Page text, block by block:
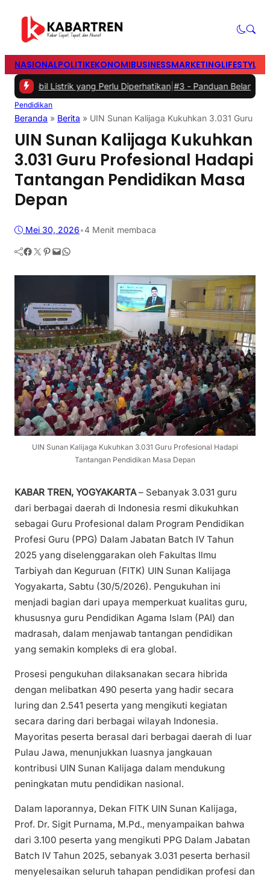
NASIONALPOLITIKEKONOMIBUSINESSMARKETINGLIFESTYLE
Listrik yang Perlu Diperhatikan|#3 -Panduan Belanja Online
Pendidikan
Beranda » Berita » UIN Sunan Kalijaga Kukuhkan 3.031 Guru
UIN Sunan Kalijaga Kukuhkan
3.031 Guru Profesional Hadapi
Tantangan Pendidikan Masa
Depan
Mei 30, 2026•4 Menit membaca
Facebook Twitter Pinterest Mail WhatsApp
UIN Sunan Kalijaga Kukuhkan 3.031 Guru Profesional Hadapi
Tantangan Pendidikan Masa Depan
KABAR TREN, YOGYAKARTA– Sebanyak 3.031 guru
dari berbagai daerah di Indonesia resmi dikukuhkan
sebagai Guru Profesional dalam Program Pendidikan
Profesi Guru (PPG) Dalam Jabatan Batch IV Tahun
2025 yang diselenggarakan oleh Fakultas Ilmu
Tarbiyah dan Keguruan (FITK) UIN Sunan Kalijaga
Yogyakarta, Sabtu (30/5/2026). Pengukuhan ini
menjadi bagian dari upaya memperkuat kualitas guru,
khususnya guru Pendidikan Agama Islam (PAI) dan
madrasah, dalam menjawab tantangan pendidikan
yang semakin kompleks di era global.
Prosesi pengukuhan dilaksanakan secara hibrida
dengan melibatkan 490 peserta yang hadir secara
luring dan 2.541 peserta yang mengikuti kegiatan
secara daring dari berbagai wilayah Indonesia.
Mayoritas peserta berasal dari berbagai daerah di luar
Pulau Jawa, menunjukkan luasnya jangkauan
kontribusi UIN Sunan Kalijaga dalam mendukung
peningkatan mutu pendidikan nasional.
Dalam laporannya, Dekan FITK UIN Sunan Kalijaga,
Prof. Dr. Sigit Purnama, M.Pd., menyampaikan bahwa
dari 3.100 peserta yang mengikuti PPG Dalam Jabatan
Batch IV Tahun 2025, sebanyak 3.031 peserta berhasil
menyelesaikan seluruh tahapan pendidikan profesi dan